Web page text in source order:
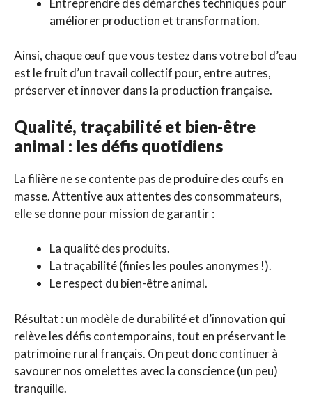
Entreprendre des démarches techniques pour
améliorer production et transformation.
Ainsi, chaque œuf que vous testez dans votre bol d’eau
est le fruit d’un travail collectif pour, entre autres,
préserver et innover dans la production française.
Qualité, traçabilité et bien-être
animal : les défis quotidiens
La filière ne se contente pas de produire des œufs en
masse. Attentive aux attentes des consommateurs,
elle se donne pour mission de garantir :
La qualité des produits.
La traçabilité (finies les poules anonymes !).
Le respect du bien-être animal.
Résultat : un modèle de durabilité et d’innovation qui
relève les défis contemporains, tout en préservant le
patrimoine rural français. On peut donc continuer à
savourer nos omelettes avec la conscience (un peu)
tranquille.